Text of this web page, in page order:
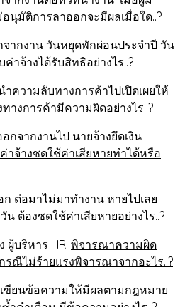
นุมัติการลาออกจะมีผลเมื่อใด..?
ากงาน วันหยุดพักผ่อนประจำปี วัน
าจ้างได้รับสิทธิอย่างไร..?
ำความลับทางการค้าไปเปิดเผยให้
างการค้ามีความผิดอย่างไร..?
กจากงานไป นายจ้างยึดเงิน
าจ้างชดใช้ค่าเสียหายทำได้หรือ
ต่อมาไม่มาทำงาน หายไปเลย
ต้องชดใช้ค่าเสียหายอย่างไร..?
ผู้บริหาร HR. พิจารณาความผิด
รณีไม่ร้ายแรงพิจารณาจากอะไร..?
ขียนข้อความให้มีผลตามกฎหมาย